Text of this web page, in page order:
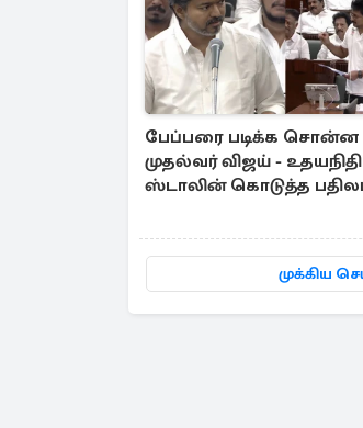
பேப்பரை படிக்க சொன்ன
முதல்வர் விஜய் - உதயநிதி
ஸ்டாலின் கொடுத்த
முக்கிய